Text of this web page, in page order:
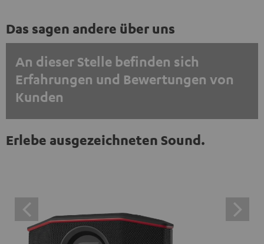
Das sagen andere über uns
An dieser Stelle befinden sich
Erfahrungen und Bewertungen von
Kunden
EINMALIG ZUSTIMMEN UND ANZEIGEN
werden. Mit dem Anklicken des Inhalts wird zugestimmt,
dass externe Inhalte angezeigt werden. Dabei können
Erlebe ausgezeichneten Sound.